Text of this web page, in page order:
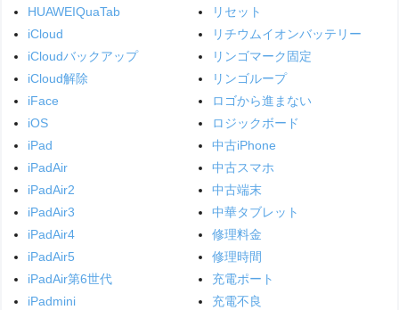
HUAWEIQuaTab
iCloud
iCloudバックアップ
iCloud解除
iFace
iOS
iPad
iPadAir
iPadAir2
iPadAir3
iPadAir4
iPadAir5
iPadAir第6世代
iPadmini
リセット
リチウムイオンバッテリー
リンゴマーク固定
リンゴループ
ロゴから進まない
ロジックボード
中古iPhone
中古スマホ
中古端末
中華タブレット
修理料金
修理時間
充電ポート
充電不良